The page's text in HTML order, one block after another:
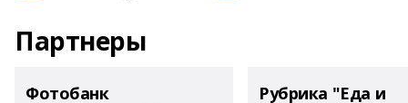
Партнеры
Фотобанк Рубрика "Еда и